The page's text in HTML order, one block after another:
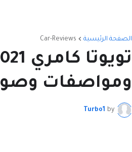
الصفحة الرئيسية Car-Reviews
ومواصفات
by
Turbo1